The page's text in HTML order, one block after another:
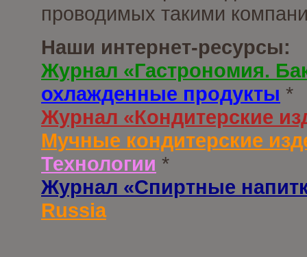
проводимых такими
Наши интернет-ресурсы:
Журнал «Гастрономия.
охлажденные продукты *
Журнал «Кондитерские
Мучные кондитерские
Технологии *
Журнал «Спиртные
Russia